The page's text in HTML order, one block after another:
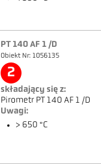
PT 140 AF 1 /D
Obiekt Nr: 1056135
2
składający się z:
Pirometr PT 140 AF 1 /D
Uwagi:
> 650 °C